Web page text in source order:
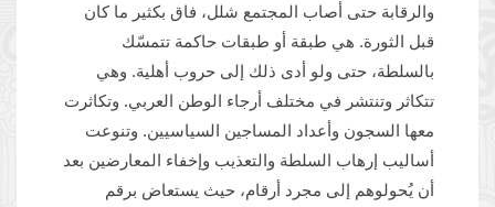
والرقابة حتى أصاب المجتمع شلل، فاق بكثير ما كان
قبل الثورة. هي طبقة أو طبقات حاكمة تتمسّك
بالسلطة، حتى ولو أدى ذلك إلى حروب أهلية. وهي
تتكاثر وتنتشر في مختلف أرجاء الوطن العربي. وتكاثرت
معها السجون وأعداد المساجين السياسيين. وتنوعت
أساليب إرهاب السلطة والتعذيب وإخفاء المعارضين بعد
أن يُحولوهم إلى مجرد أرقام، حيث يستعاض برقم